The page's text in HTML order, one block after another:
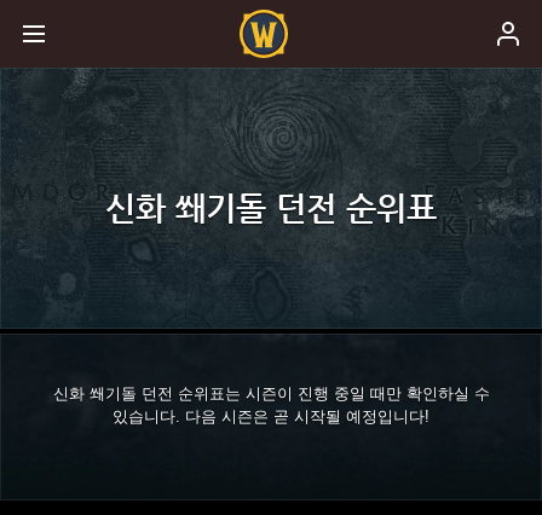
신화 쐐기돌 던전 순위표
신화 쐐기돌 던전 순위표는 시즌이 진행 중일 때만 확인하실 수
있습니다. 다음 시즌은 곧 시작될 예정입니다!